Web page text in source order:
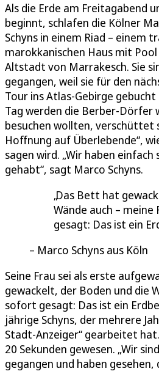
Als die Erde am Freitagabend
beginnt, schlafen die Kölner
Schyns in einem Riad – einem
marokkanischen Haus mit
Altstadt von Marrakesch. Sie
gegangen, weil sie für den
Tour ins Atlas-Gebirge
Tag werden die Berber-Dörfer
besuchen wollten, verschüttet
Hoffnung auf Überlebende“,
sagen wird. „Wir haben einfach
gehabt“, sagt Marco Schyns.
Das Bett hat
Wände auch –
gesagt: Das ist ein
Marco Schyns aus Köln
Seine Frau sei als erste
gewackelt, der Boden und die
sofort gesagt: Das ist ein
jährige Schyns, der mehrere
Stadt-Anzeiger“ gearbeitet
20 Sekunden gewesen. „Wir
gegangen und haben gesehen,